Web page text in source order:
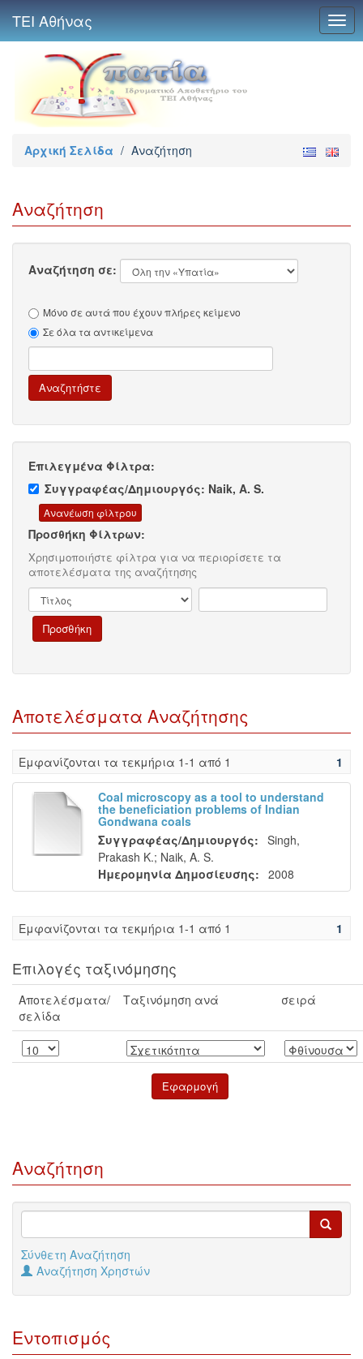
ΤΕΙ Αθήνας
Αρχική Σελίδα / Αναζήτηση
Αναζήτηση
Αναζήτηση σε:
Μόνο σε αυτά που έχουν πλήρες κείμενο
Σε όλα τα αντικείμενα
Επιλεγμένα Φίλτρα:
Συγγραφέας/Δημιουργός: Naik, A. S.
Προσθήκη Φίλτρων:
Χρησιμοποιήστε φίλτρα για να περιορίσετε τα
αποτελέσματα της αναζήτησης
Αποτελέσματα Αναζήτησης
Eμφανίζονται τα τεκμήρια 1-1 από 1 1
Coal microscopy as a tool to understand
the beneficiation problems of Indian
Gondwana coals
Συγγραφέας/Δημιουργός: Singh,
Prakash K.; Naik, A. S.
Ημερομηνία Δημοσίευσης: 2008
Eμφανίζονται τα τεκμήρια 1-1 από 1 1
Επιλογές ταξινόμησης
Αποτελέσματα/
σελίδα
Ταξινόμηση ανά σειρά
Αναζήτηση
Σύνθετη Αναζήτηση
Αναζήτηση Χρηστών
Εντοπισμός